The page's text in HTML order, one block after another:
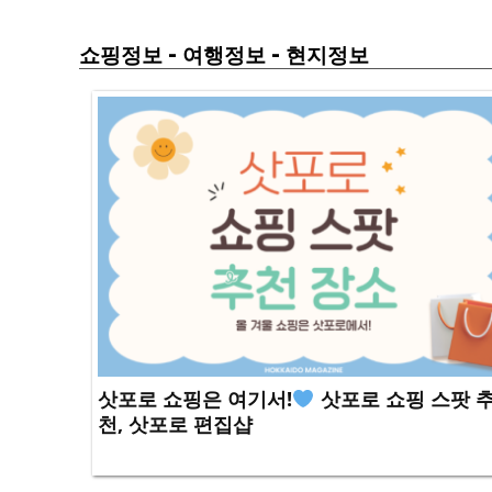
쇼핑정보 - 여행정보 - 현지정보
삿포로 쇼핑은 여기서!
삿포로 쇼핑 스팟
천, 삿포로 편집샵